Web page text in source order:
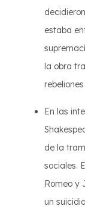
estaba
la obra
En las
de la
sociales.
Romeo y
un